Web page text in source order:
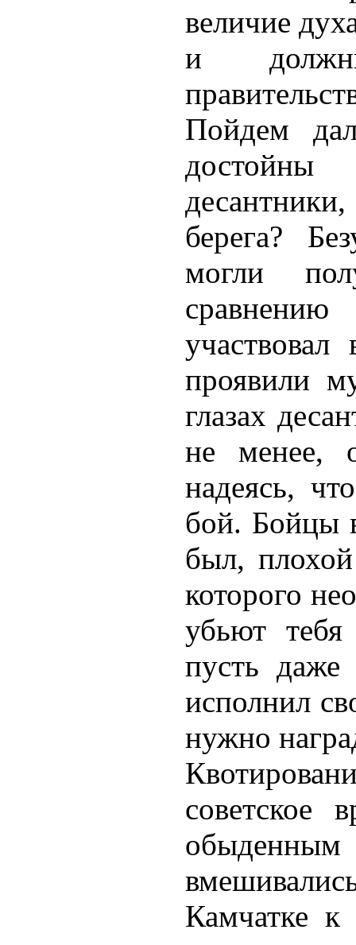
величие
и
Пойдем
берега?
могли
проявили
глазах
не менее,
надеясь,
бой. Бойцы
был,
которого
убьют
пусть даже
исполнил
нужно
Камчатке